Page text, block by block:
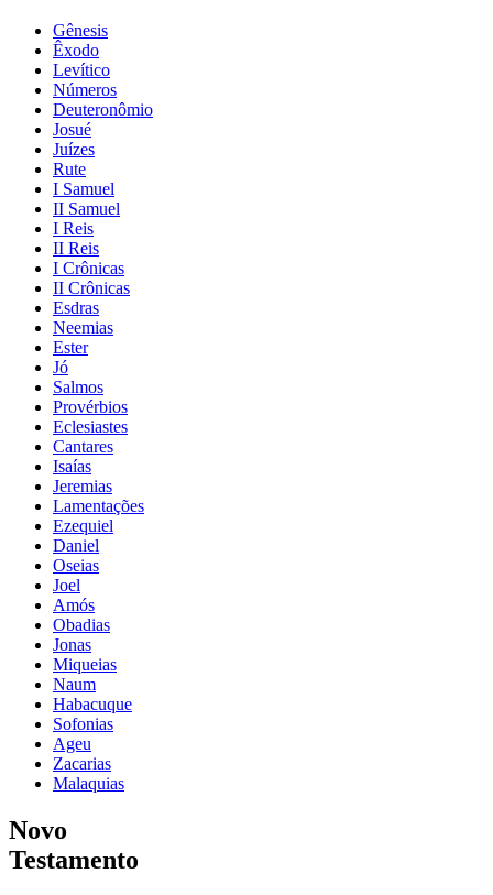
Gênesis
Êxodo
Levítico
Números
Deuteronômio
Josué
Juízes
Rute
I Samuel
II Samuel
I Reis
II Reis
I Crônicas
II Crônicas
Esdras
Neemias
Ester
Jó
Salmos
Provérbios
Eclesiastes
Cantares
Isaías
Jeremias
Lamentações
Ezequiel
Daniel
Oseias
Joel
Amós
Obadias
Jonas
Miqueias
Naum
Habacuque
Sofonias
Ageu
Zacarias
Malaquias
Novo
Testamento